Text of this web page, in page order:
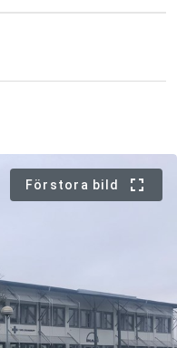
Förstora bild